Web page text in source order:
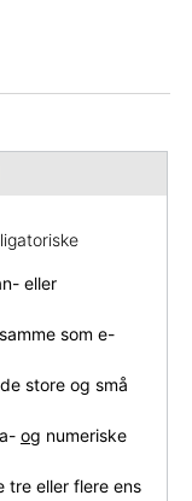
eller
som e-
store og små
og numeriske
tre eller flere ens